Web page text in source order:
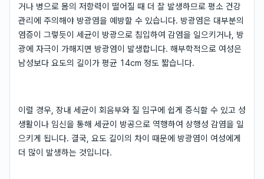
거나 병으로 몸의 저항력이 떨어질 때 더 잘 발생하므로 평소 건강
관리에 주의해야 방광염을 예방할 수 있습니다. 방광염은 대부분의
염증이 그렇듯이 세균이 방광으로 침입하여 감염을 일으키거나, 방
광에 자극이 가해지면 방광염이 발생합니다. 해부학적으로 여성은
남성보다 요도의 길이가 평균 14cm 정도 짧습니다.
이럴 경우, 장내 세균이 회음부와 질 입구에 쉽게 증식할 수 있고 성
생활이나 임신을 통해 세균이 방공으로 역행하여 상행성 감염을 일
으키게 됩니다. 결국, 요도 길이의 차이 때문에 방광염이 여성에게
더 많이 발생하는 것입니다.